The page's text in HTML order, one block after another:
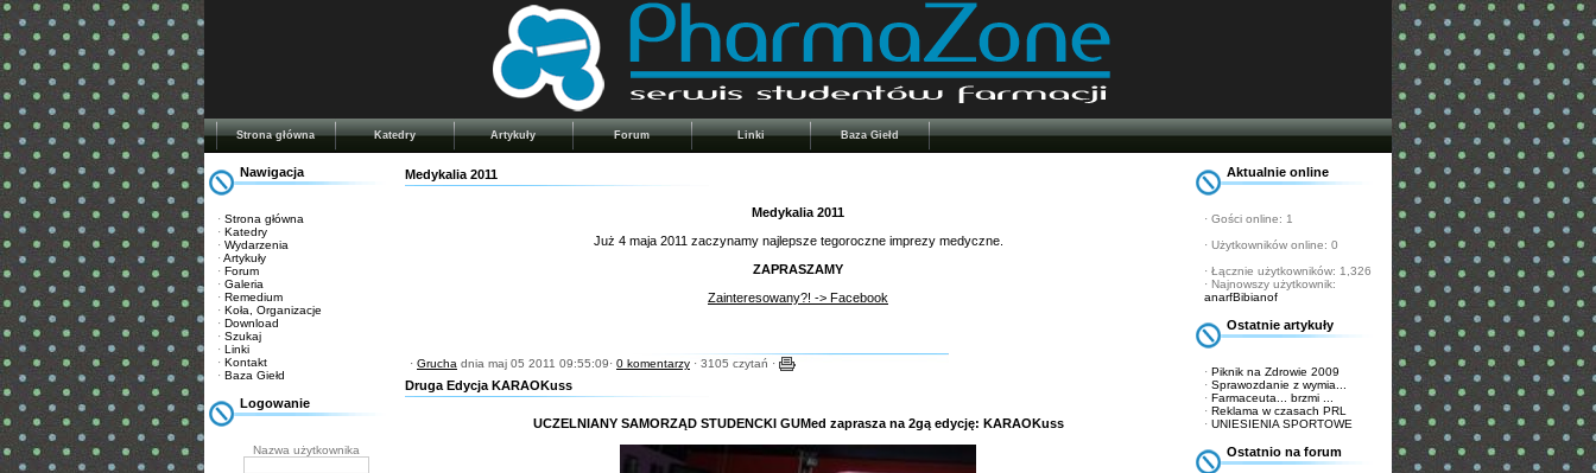
Strona główna Katedry Artykuły Forum Linki Baza Giełd
Nawigacja
· Strona główna
· Katedry
· Wydarzenia
· Artykuły
· Forum
· Galeria
· Remedium
· Koła, Organizacje
· Download
· Szukaj
· Linki
· Kontakt
· Baza Giełd
Logowanie
Nazwa użytkownika
Medykalia 2011
Medykalia 2011
Już 4 maja 2011 zaczynamy najlepsze tegoroczne imprezy medyczne.
ZAPRASZAMY
Zainteresowany?! -> Facebook
· Grucha dnia maj 05 2011 09:55:09· 0 komentarzy · 3105 czytań ·
Druga Edycja KARAOKuss
UCZELNIANY SAMORZĄD STUDENCKI GUMed zaprasza na 2gą edycję: KARAOKuss
Aktualnie online
· Gości online: 1
· Użytkowników online: 0
· Łącznie użytkowników: 1,326
· Najnowszy użytkownik:
anarfBibianof
Ostatnie artykuły
· Piknik na Zdrowie 2009
· Sprawozdanie z wymia...
· Farmaceuta... brzmi ...
· Reklama w czasach PRL
· UNIESIENIA SPORTOWE
Ostatnio na forum